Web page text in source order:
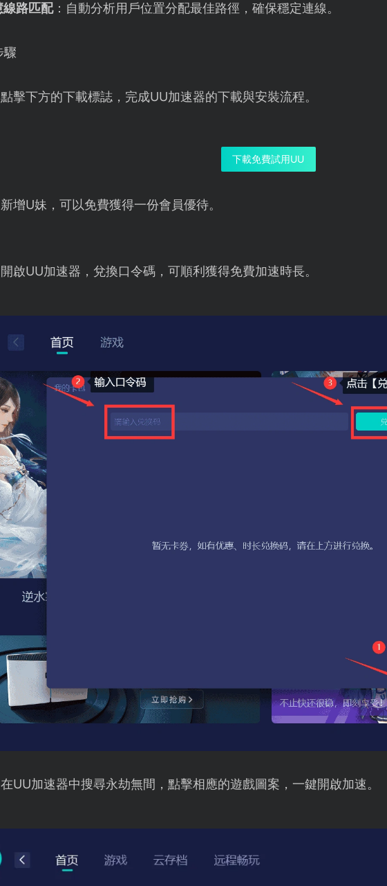
線路匹配：自動分析用戶位置分配最佳路徑，確保穩定連線。
驟
擊下方的下載標誌，完成UU加速器的下載與安裝流程。
下載免費試用UU
增U妹，可以免費獲得一份會員優待。
啟UU加速器，兌換口令碼，可順利獲得免費加速時長。
UU加速器中搜尋永劫無間，點擊相應的遊戲圖案，一鍵開啟加速。